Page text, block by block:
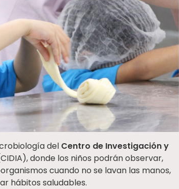
del Centro de Investigación y
donde los niños podrán observar,
cuando no se lavan las manos,
hábitos saludables.